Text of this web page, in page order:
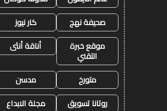
صحيفة نهج
كار نيوز
موقع خبرة
التقني
أناقة أنثى
متورخ
مدسن
روتانا تسويق
مجلة الابداع